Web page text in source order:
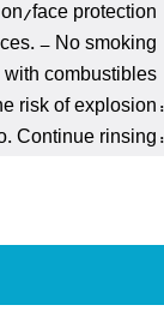
face protection
- No smoking
combustibles
risk of explosion
Continue rinsing